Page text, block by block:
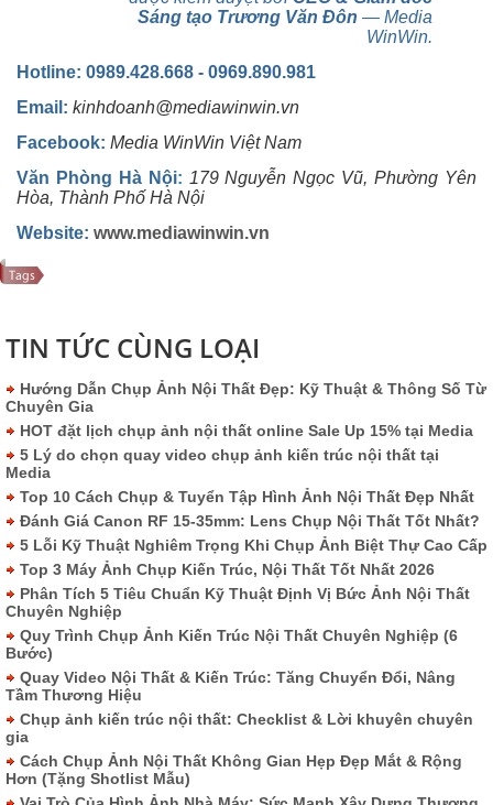
Sáng tạo Trương Văn Đôn — Media
WinWin.
Hotline: 0989.428.668 - 0969.890.981
Email: kinhdoanh@mediawinwin.vn
Facebook: Media WinWin Việt Nam
Văn Phòng Hà Nội: 179 Nguyễn Ngọc Vũ, Phường Yên
Hòa, Thành Phố Hà Nội
Website: www.mediawinwin.vn
TIN TỨC CÙNG LOẠI
Hướng Dẫn Chụp Ảnh Nội Thất Đẹp: Kỹ Thuật & Thông Số Từ
Chuyên Gia
HOT đặt lịch chụp ảnh nội thất online Sale Up 15% tại Media
5 Lý do chọn quay video chụp ảnh kiến trúc nội thất tại
Media
Top 10 Cách Chụp & Tuyển Tập Hình Ảnh Nội Thất Đẹp Nhất
Đánh Giá Canon RF 15-35mm: Lens Chụp Nội Thất Tốt Nhất?
5 Lỗi Kỹ Thuật Nghiêm Trọng Khi Chụp Ảnh Biệt Thự Cao Cấp
Top 3 Máy Ảnh Chụp Kiến Trúc, Nội Thất Tốt Nhất 2026
Phân Tích 5 Tiêu Chuẩn Kỹ Thuật Định Vị Bức Ảnh Nội Thất
Chuyên Nghiệp
Quy Trình Chụp Ảnh Kiến Trúc Nội Thất Chuyên Nghiệp (6
Bước)
Quay Video Nội Thất & Kiến Trúc: Tăng Chuyển Đổi, Nâng
Tầm Thương Hiệu
Chụp ảnh kiến trúc nội thất: Checklist & Lời khuyên chuyên
gia
Cách Chụp Ảnh Nội Thất Không Gian Hẹp Đẹp Mắt & Rộng
Hơn (Tặng Shotlist Mẫu)